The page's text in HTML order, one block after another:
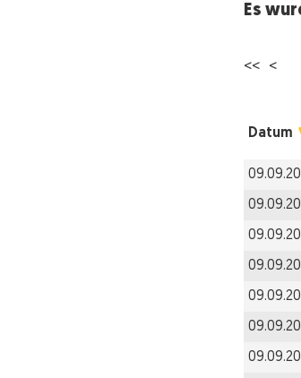
Es
<< <
Datum